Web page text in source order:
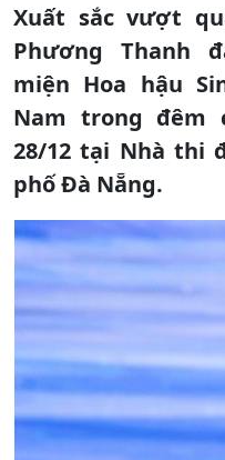
Xuất sắc vượt
Phương Thanh
miện Hoa hậu
Nam trong đêm
28/12 tại Nhà thi
phố Đà Nẵng.